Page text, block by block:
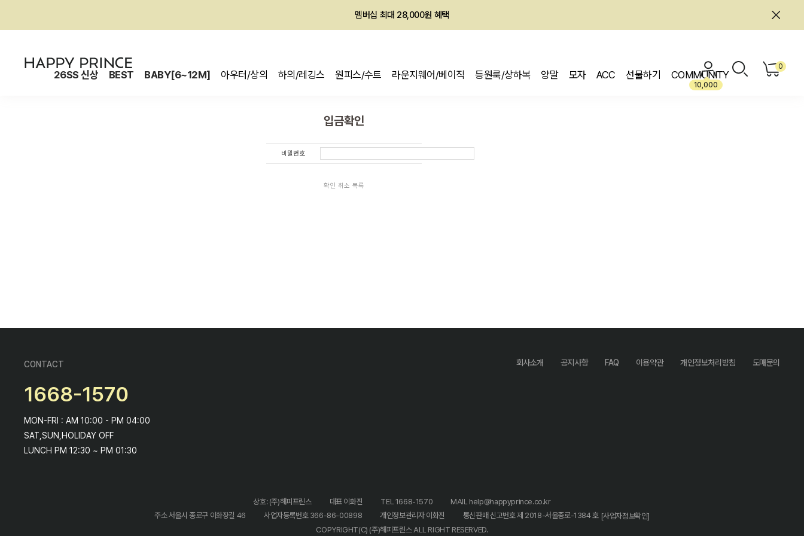
멤버십 최대 28,000원 혜택
26SS 신상 BEST BABY[6~12M] 아우터/상의 하의/레깅스 원피스/수트 라운지웨어/베이직 등원룩/상하복 양말 모자 ACC 선물하기 COMMUNITY
10,000
0
입금확인
비밀번호
확인 취소 목록
CONTACT
1668-1570
MON-FRI : AM 10:00 - PM 04:00
SAT,SUN,HOLIDAY OFF
LUNCH PM 12:30 ~ PM 01:30
회사소개 공지사항 FAQ 이용약관 개인정보처리방침 도매문의
상호: (주)해피프린스 대표 이화진 TEL 1668-1570
MAIL help@happyprince.co.kr
주소 서울시 종로구 이화장길 46
사업자등록번호 366-86-00898 개인정보관리자 이화진 통신판매 신고번호 제 2018-서울종로-1384 호 [사업자정보확인]
COPYRIGHT(C) (주)해피프린스 ALL RIGHT RESERVED.